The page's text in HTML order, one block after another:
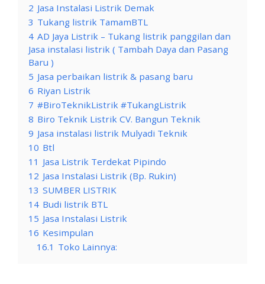
2 Jasa Instalasi Listrik Demak
3 Tukang listrik TamamBTL
4 AD Jaya Listrik – Tukang listrik panggilan dan
Jasa instalasi listrik ( Tambah Daya dan Pasang
Baru )
5 Jasa perbaikan listrik & pasang baru
6 Riyan Listrik
7 #BiroTeknikListrik #TukangListrik
8 Biro Teknik Listrik CV. Bangun Teknik
9 Jasa instalasi listrik Mulyadi Teknik
10 Btl
11 Jasa Listrik Terdekat Pipindo
12 Jasa Instalasi Listrik (Bp. Rukin)
13 SUMBER LISTRIK
14 Budi listrik BTL
15 Jasa Instalasi Listrik
16 Kesimpulan
16.1 Toko Lainnya: